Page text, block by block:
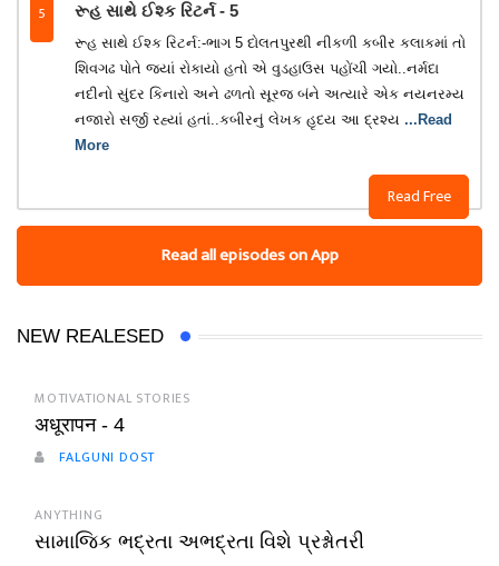
5 રૂહ સાથે ઈશ્ક રિટર્ન - 5
Read Free
રૂહ સાથે ઈશ્ક રિટર્ન:-ભાગ 5 દોલતપુરથી નીકળી કબીર કલાકમાં તો
શિવગઢ પોતે જ્યાં રોકાયો હતો એ વુડહાઉસ પહોંચી ગયો..નર્મદા
નદીનો સુંદર કિનારો અને ઢળતો સૂરજ બંને અત્યારે એક નયનરમ્ય
નજારો સર્જી રહ્યાં હતાં..કબીરનું લેખક હૃદય આ દ્રશ્ય ...Read
More
Read all episodes on App
NEW REALESED
MOTIVATIONAL STORIES
अधूरापन - 4
FALGUNI DOST
ANYTHING
સામાજિક ભદ્રતા અભદ્રતા વિશે પ્રશ્નોતરી